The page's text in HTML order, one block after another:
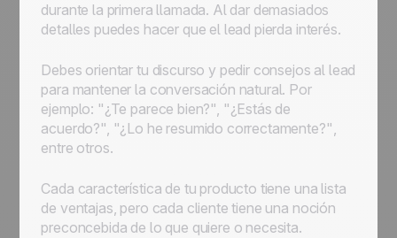
durante la primera llamada. Al dar demasiados
detalles puedes hacer que el lead pierda interés.
Debes orientar tu discurso y pedir consejos al lead
para mantener la conversación natural. Por
ejemplo: "¿Te parece bien?", "¿Estás de
acuerdo?", "¿Lo he resumido correctamente?",
entre otros.
Cada característica de tu producto tiene una lista
de ventajas, pero cada cliente tiene una noción
preconcebida de lo que quiere o necesita.